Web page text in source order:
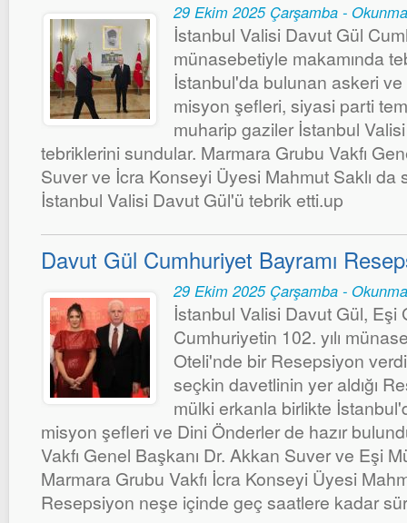
29 Ekim 2025 Çarşamba -
İstanbul Valisi Davut Gül
münasebetiyle makamında
İstanbul'da bulunan askeri
misyon şefleri, siyasi parti
muharip gaziler İstanbul
tebriklerini sundular. Marmara Grubu Vakfı
Suver ve İcra Konseyi Üyesi Mahmut Saklı da
İstanbul Valisi Davut Gül'ü tebrik etti.up
Davut Gül Cumhuriyet Bayramı
29 Ekim 2025 Çarşamba -
İstanbul Valisi Davut Gül, Eşi
Cumhuriyetin 102. yılı
Oteli'nde bir Resepsiyon
seçkin davetlinin yer aldığı
mülki erkanla birlikte
misyon şefleri ve Dini Önderler de hazır
Vakfı Genel Başkanı Dr. Akkan Suver ve Eşi
Marmara Grubu Vakfı İcra Konseyi Üyesi
Resepsiyon neşe içinde geç saatlere kadar